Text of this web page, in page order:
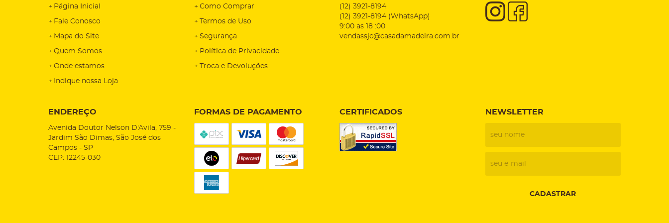
Página Inicial
Fale Conosco
Mapa do Site
Quem Somos
Onde estamos
Indique nossa Loja
Como Comprar
Termos de Uso
Segurança
Política de Privacidade
Troca e Devoluções
(12) 3921-8194
(12) 3921-8194 (WhatsApp)
9:00 as 18 :00
vendassjc@casadamadeira.com.br
ENDEREÇO
Avenida Doutor Nelson D'Avila, 759 -
Jardim São Dimas, São José dos
Campos - SP
CEP: 12245-030
FORMAS DE PAGAMENTO CERTIFICADOS NEWSLETTER
CADASTRAR